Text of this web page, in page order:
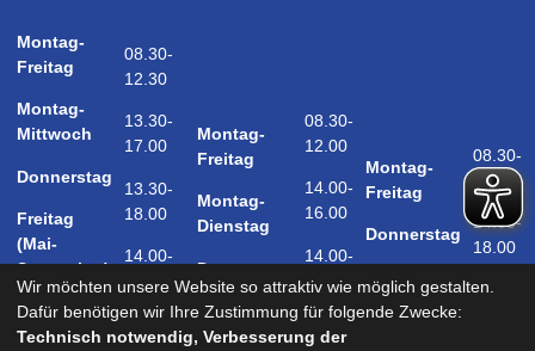
Montag-
Freitag
Montag-
Mittwoch
Donnerstag
Freitag
(Mai-
September)
Samstag
(Mai-
08.30-
12.30
13.30-
17.00
13.30-
18.00
14.00-
17.00
09.00-
Montag-
Freitag
Montag-
Dienstag
Donnerstag
08.30-
12.00
14.00-
16.00
14.00-
18.00
Montag-
Freitag
Donnerstag
08.30-
12.00
14.00-
18.00
Wir möchten unsere Website so attraktiv wie möglich gestalten.
Dafür benötigen wir Ihre Zustimmung für folgende Zwecke:
Technisch notwendig, Verbesserung der